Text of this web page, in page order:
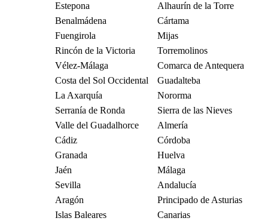
Estepona
Alhaurín de la Torre
Benalmádena
Cártama
Fuengirola
Mijas
Rincón de la Victoria
Torremolinos
Vélez-Málaga
Comarca de Antequera
Costa del Sol Occidental
Guadalteba
La Axarquía
Nororma
Serranía de Ronda
Sierra de las Nieves
Valle del Guadalhorce
Almería
Cádiz
Córdoba
Granada
Huelva
Jaén
Málaga
Sevilla
Andalucía
Aragón
Principado de Asturias
Islas Baleares
Canarias